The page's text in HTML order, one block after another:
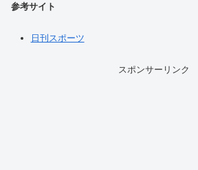
参考サイト
日刊スポーツ
スポンサーリンク